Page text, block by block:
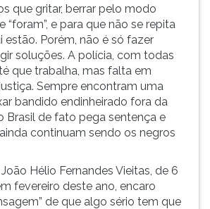
que gritar, berrar pelo modo
“foram”, e para que não se repita
estão. Porém, não é só fazer
soluções. A polícia, com todas
que trabalha, mas falta em
Sempre encontram uma
bandido endinheirado fora da
Brasil de fato pega sentença e
continuam sendo os negros
Hélio Fernandes Vieitas, de 6
fevereiro deste ano, encaro
de que algo sério tem que